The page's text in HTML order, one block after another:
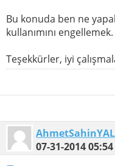
Bu konuda ben ne
kullanımını
Teşekkürler, iyi
07-31-2014